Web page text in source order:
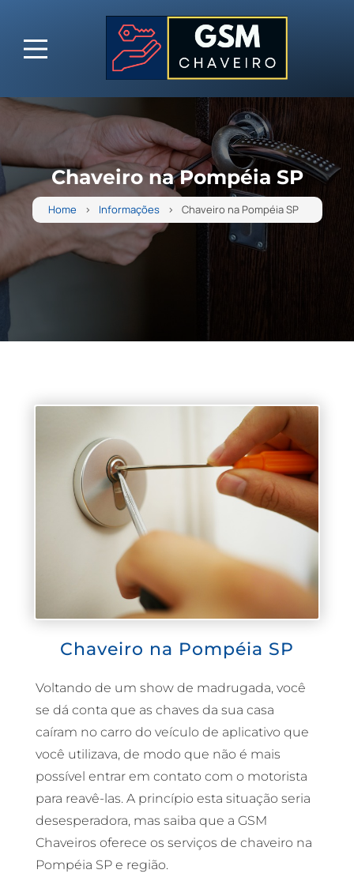
Chaveiro na Pompéia SP
Home Informações Chaveiro na Pompéia SP
Chaveiro na Pompéia SP
Voltando de um show de madrugada, você
se dá conta que as chaves da sua casa
caíram no carro do veículo de aplicativo que
você utilizava, de modo que não é mais
possível entrar em contato com o motorista
para reavê-las. A princípio esta situação seria
desesperadora, mas saiba que a GSM
Chaveiros oferece os serviços de chaveiro na
Pompéia SP e região.